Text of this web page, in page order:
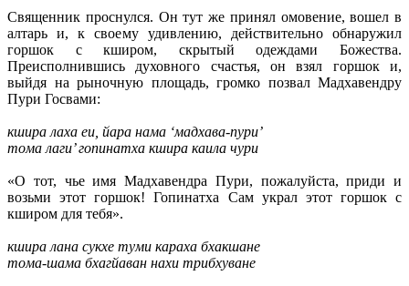
Священник проснулся. Он тут же принял омовение, вошел в
алтарь и, к своему удивлению, действительно обнаружил
горшок с кширом, скрытый одеждами Божества.
Преисполнившись духовного счастья, он взял горшок и,
выйдя на рыночную площадь, громко позвал Мадхавендру
Пури Госвами:
кшира лаха еи, йара нама ‘мадхава-пури’
тoма лаги’ гoпинатха кшира каила чури
«О тот, чье имя Мадхавендра Пури, пожалуйста, приди и
возьми этот горшок! Гопинатха Сам украл этот горшок с
кширом для тебя».
кшира лана сукхе туми караха бхакшане
тoма-шама бхагйаван нахи трибхуване